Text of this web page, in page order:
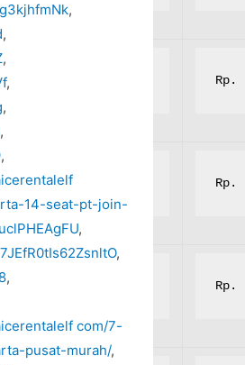
Rp.
Rp.
Rp.
,
,
,
,
,
,
,
14-seat-pt-join-
,
7JEfR0tIs62ZsnltO,
,
com/7-
pusat-murah/,